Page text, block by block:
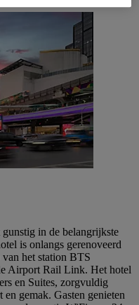
in de belangrijkste
is onlangs gerenoveerd
van het station BTS
Airport Rail Link. Het hotel
en Suites, zorgvuldig
gemak. Gasten genieten